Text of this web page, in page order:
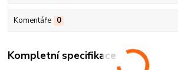
Komentáře 0
Kompletní specifikace